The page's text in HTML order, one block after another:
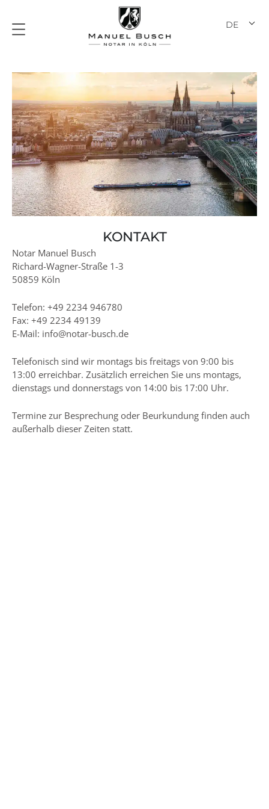
springen
DE EN
KONTAKT
Notar Manuel Busch
Richard-Wagner-Straße 1-3
50859 Köln
Telefon: +49 2234 946780
Fax: +49 2234 49139
E-Mail: info@notar-busch.de
Telefonisch sind wir montags bis freitags von 9:00 bis
13:00 erreichbar. Zusätzlich erreichen Sie uns montags,
dienstags und donnerstags von 14:00 bis 17:00 Uhr.
Termine zur Besprechung oder Beurkundung finden auch
außerhalb dieser Zeiten statt.